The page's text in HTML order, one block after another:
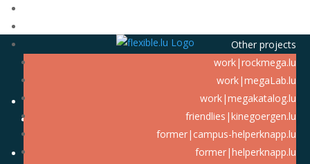
Other projects
work|rockmega.lu
work|megaLab.lu
work|megakatalog.lu
friendlies|kinegoergen.lu
former|campus-helperknapp.lu
former|helperknapp.lu
A propos de moi
CV en français
Les bingers